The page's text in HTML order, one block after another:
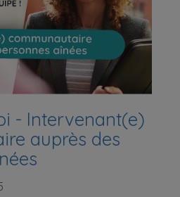
- Intervenant(e)
auprès des